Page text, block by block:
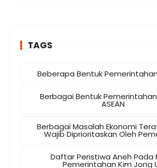
TAGS
Beberapa Bentuk
Berbagai Bentuk
ASEAN
Berbagai Masalah Ekonomi
Wajib Diprioritaskan Oleh
Daftar Peristiwa Aneh Pada
Pemerintahan Kim Jong